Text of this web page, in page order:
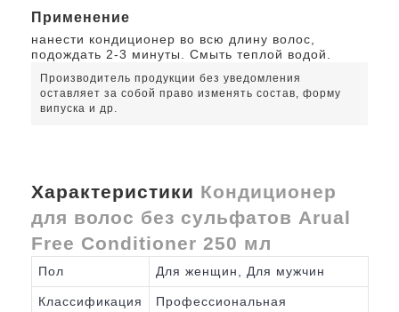
Применение
нанести кондиционер во всю длину волос,
подождать 2-3 минуты. Смыть теплой водой.
Производитель продукции без уведомления
оставляет за собой право изменять состав, форму
випуска и др.
Характеристики Кондиционер
для волос без сульфатов Arual
Free Conditioner 250 мл
Пол Для женщин, Для мужчин
Классификация Профессиональная